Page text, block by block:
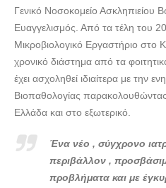
ΜΙΚΡΟΒΙΟΛΟΓΙΚΟ ΙΑΤΡΕΙΟ |
ΕΜΜΑΝΟΥΗΛ --- doctors4u.gr
ΜΙΚΡΟΒΙΟΛΟΓΙΚΟ ΙΑΤΡΕΙΟ |
ΕΜΜΑΝΟΥΗΛ --- doctors4u.gr
ΕΜΜΑΝΟΥΗΛ --- doctors4u.gr
ΜΙΚΡΟΒΙΟΛΟΓΙΚΟ ΙΑΤΡΕΙΟ |
ΕΜΜΑΝΟΥΗΛ --- doctors4u.gr
Γενικό Νοσοκομείο Ασκληπιείου
Ευαγγελισμός. Από τα τέλη του
Μικροβιολογικό Εργαστήριο στο
χρονικό διάστημα από τα
έχει ασχοληθεί ιδιαίτερα με την
Βιοπαθολογίας
Ελλάδα και στο εξωτερικό.
Ένα νέο , σύγχρονο
περιβάλλον ,
προβλήματα και με